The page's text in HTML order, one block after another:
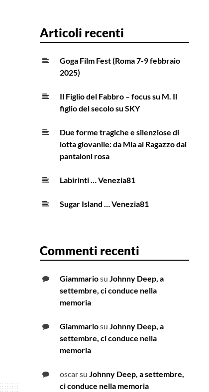
Articoli recenti
Goga Film Fest (Roma 7-9 febbraio
2025)
Il Figlio del Fabbro – focus su M. Il
figlio del secolo su SKY
Due forme tragiche e silenziose di
lotta giovanile: da Mia al Ragazzo dai
pantaloni rosa
Labirinti … Venezia81
Sugar Island … Venezia81
Commenti recenti
Giammariosu Johnny Deep, a
settembre, ci conduce nella
memoria
Giammariosu Johnny Deep, a
settembre, ci conduce nella
memoria
oscarsu Johnny Deep, a settembre,
ci conduce nella memoria